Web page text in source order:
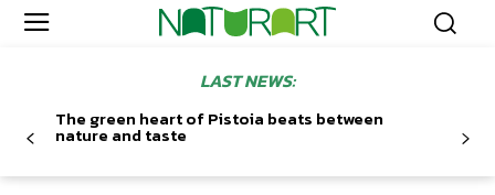
LAST NEWS:
The green heart of Pistoia beats between
nature and taste